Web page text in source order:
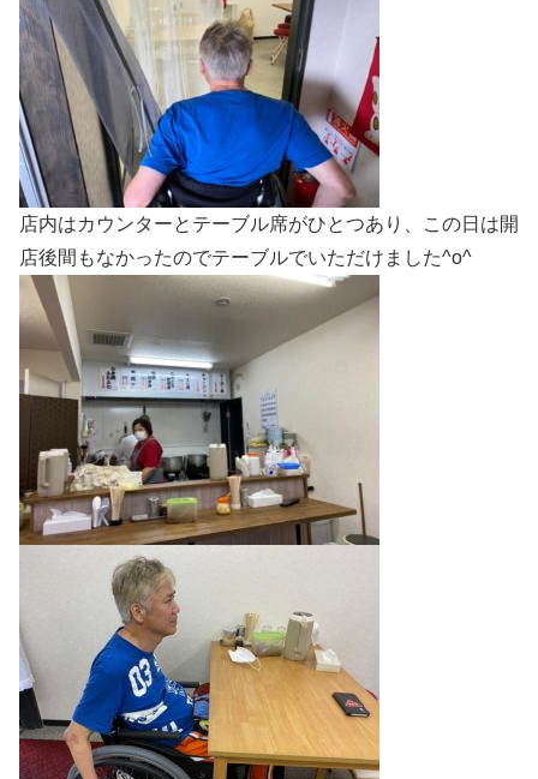
店内はカウンターとテーブル席がひとつあり、この日は開
店後間もなかったのでテーブルでいただけました^o^